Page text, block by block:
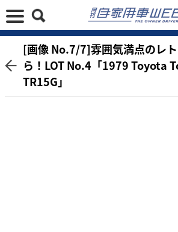
[画像 No.7/7]雰囲気満点のレ
ら！LOT No.4「1979 Toyota
TR15G」